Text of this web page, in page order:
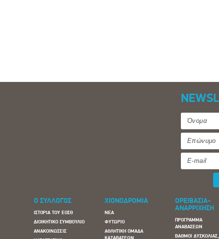
Ο ΣΥΛΛΟΓΟΣ
ΙΣΤΟΡΙΑ ΤΟΥ ΕΟΣΘ
ΔΙΟΙΚΗΤΙΚΟ ΣΥΜΒΟΥΛΙΟ
ΑΝΑΚΟΙΝΩΣΕΙΣ
ΧΙΟΝΟΔΡΟΜΙΑ
ΝΕΑ
ΦΥΤΩΡΙΟ
ΑΘΛΗΤΙΚΗ ΟΜΑΔΑ
ΟΡΕΙΒΑΣΙΑ-
ΑΝΑΡΡΙΧΗΣΗ
ΠΡΟΓΡΑΜΜΑ
ΑΝΑΒΑΣΕΩΝ
ΒΑΘΜΟΙ ΔΥΣΚΟΛΙΑΣ,